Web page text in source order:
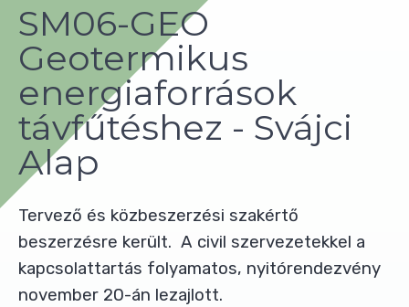
SM06-GEO
Geotermikus
energiaforrások
távfűtéshez - Svájci
Alap
Tervező és közbeszerzési szakértő
beszerzésre került. A civil szervezetekkel a
kapcsolattartás folyamatos, nyitórendezvény
november 20-án lezajlott.